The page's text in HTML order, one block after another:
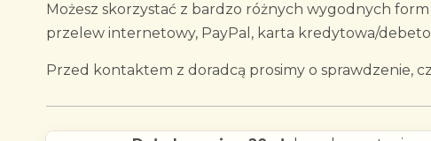
Możesz skorzystać z bardzo różnych wygodnych form
przelew internetowy, PayPal, karta kredytowa/
Przed kontaktem z doradcą prosimy o sprawdzenie,